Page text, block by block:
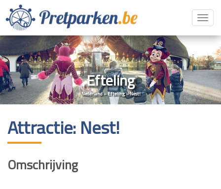
Efteling
Nederland»Efteling»Nest!
Attractie: Nest!
Omschrijving